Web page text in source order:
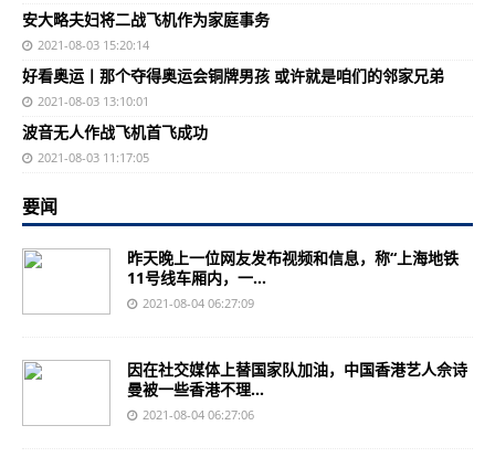
安大略夫妇将二战飞机作为家庭事务
2021-08-03 15:20:14
好看奥运丨那个夺得奥运会铜牌男孩 或许就是咱们的邻家兄弟
2021-08-03 13:10:01
波音无人作战飞机首飞成功
2021-08-03 11:17:05
要闻
昨天晚上一位网友发布视频和信息，称“上海地铁
11号线车厢内，一...
2021-08-04 06:27:09
因在社交媒体上替国家队加油，中国香港艺人佘诗
曼被一些香港不理...
2021-08-04 06:27:06